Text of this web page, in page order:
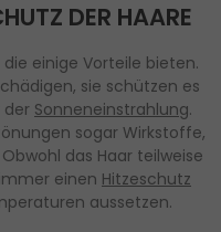
DER HAARE
einige Vorteile bieten.
sie schützen es
der Sonneneinstrahlung.
sogar Wirkstoffe,
das Haar teilweise
einen Hitzeschutz
aussetzen.